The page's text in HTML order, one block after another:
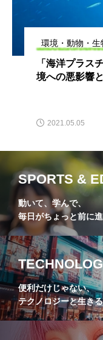
環境・動物・生
「海洋プラス
境への悪影響
2021.05.05
SPORTS &
動いて、学んで、
毎日がちょっと前に
便利だけじゃない、
テクノロジーと生き